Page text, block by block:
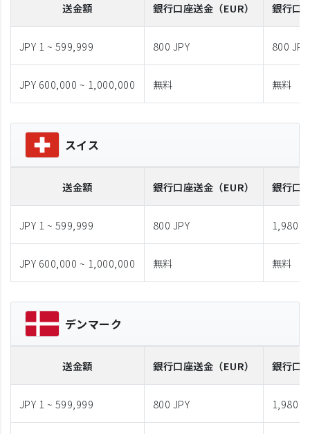
送金額 銀行口座送金 （EUR） 銀行口
JPY 1 ~ 599,999 800 JPY 800 JPY
JPY 600,000 ~ 1,000,000 無料 無料
スイス
送金額 銀行口座送金 （EUR） 銀行口
JPY 1 ~ 599,999 800 JPY 1,980
JPY 600,000 ~ 1,000,000 無料 無料
デンマーク
送金額 銀行口座送金 （EUR） 銀行口
JPY 1 ~ 599,999 800 JPY 1,980